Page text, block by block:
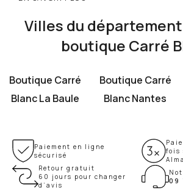
Villes du
boutique Carré
Boutique Carré
Blanc La Baule
Boutique Carré
Blanc Nantes
Paiement en ligne
sécurisé
fois
Alma
Retour gratuit
60 jours pour changer
d’avis
09